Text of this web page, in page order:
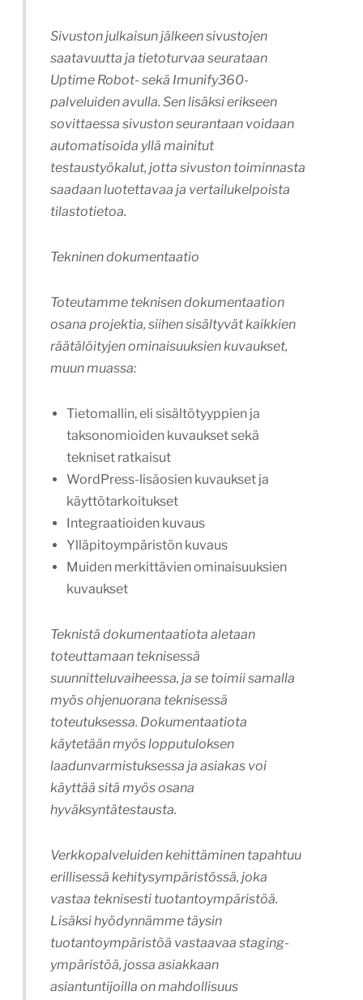
Sivuston julkaisun jälkeen sivustojen
saatavuutta ja tietoturvaa seurataan
Uptime Robot- sekä Imunify360-
palveluiden avulla. Sen lisäksi erikseen
sovittaessa sivuston seurantaan voidaan
automatisoida yllä mainitut
testaustyökalut, jotta sivuston toiminnasta
saadaan luotettavaa ja vertailukelpoista
tilastotietoa.
Tekninen dokumentaatio
Toteutamme teknisen dokumentaation
osana projektia, siihen sisältyvät kaikkien
räätälöityjen ominaisuuksien kuvaukset,
muun muassa:
Tietomallin, eli sisältötyyppien ja
taksonomioiden kuvaukset sekä
tekniset ratkaisut
WordPress-lisäosien kuvaukset ja
käyttötarkoitukset
Integraatioiden kuvaus
Ylläpitoympäristön kuvaus
Muiden merkittävien ominaisuuksien
kuvaukset
Teknistä dokumentaatiota aletaan
toteuttamaan teknisessä
suunnitteluvaiheessa, ja se toimii samalla
myös ohjenuorana teknisessä
toteutuksessa. Dokumentaatiota
käytetään myös lopputuloksen
laadunvarmistuksessa ja asiakas voi
käyttää sitä myös osana
hyväksyntätestausta.
Verkkopalveluiden kehittäminen tapahtuu
erillisessä kehitysympäristössä, joka
vastaa teknisesti tuotantoympäristöä.
Lisäksi hyödynnämme täysin
tuotantoympäristöä vastaavaa staging-
ympäristöä, jossa asiakkaan
asiantuntijoilla on mahdollisuus